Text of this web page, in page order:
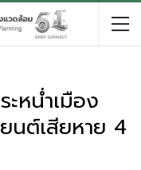
หน่ำเมือง
นต์เสียหาย 4